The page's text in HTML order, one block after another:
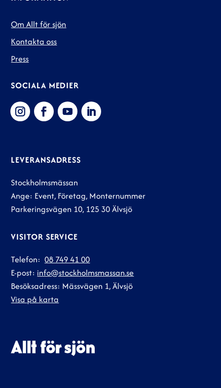
Om Allt för sjön
Kontakta oss
Press
SOCIALA MEDIER
LEVERANSADRESS
Stockholmsmässan
Ange: Event, Företag, Monternummer
Parkeringsvägen 10, 125 30 Älvsjö
VISITOR SERVICE
Telefon:08 749 41 00
E-post: info@stockholmsmassan.se
Besöksadress: Mässvägen 1, Älvsjö
Visa på karta